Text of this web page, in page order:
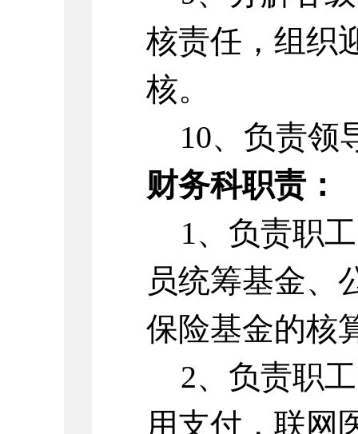
核责任，组织
核。
10、负责领
财务科职责：
1、负责职
员统筹基金、
保险基金的核
2、负责职
用支付，联网